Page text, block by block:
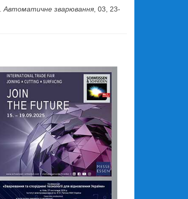
Автоматичне зварювання , 03, 23-